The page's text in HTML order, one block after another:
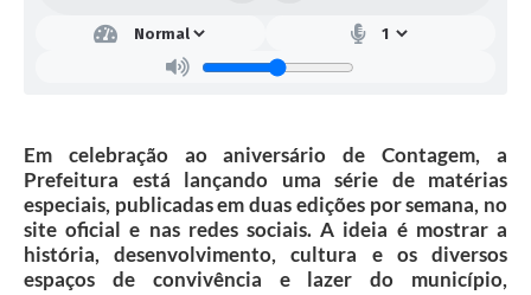
Em celebração ao aniversário de Contagem, a
Prefeitura está lançando uma série de matérias
especiais, publicadas em duas edições por semana, no
site oficial e nas redes sociais. A ideia é mostrar a
história, desenvolvimento, cultura e os diversos
espaços de convivência e lazer do município,